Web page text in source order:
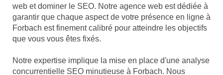
web et dominer le SEO. Notre agence web est dédiée à
garantir que chaque aspect de votre présence en ligne à
Forbach est finement calibré pour atteindre les objectifs
que vous vous êtes fixés.
Notre expertise implique la mise en place d'une analyse
concurrentielle SEO minutieuse à Forbach. Nous